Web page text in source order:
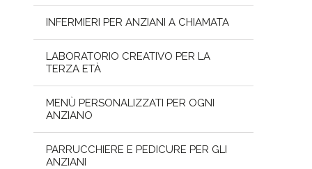
INFERMIERI PER ANZIANI A CHIAMATA
LABORATORIO CREATIVO PER LA
TERZA ETÀ
MENÙ PERSONALIZZATI PER OGNI
ANZIANO
PARRUCCHIERE E PEDICURE PER GLI
ANZIANI